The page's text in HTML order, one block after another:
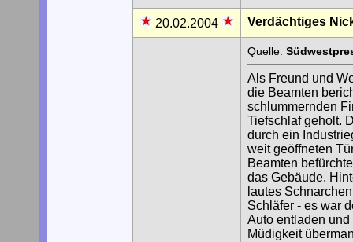
20.02.2004 Verdächtiges
Quelle:
Als Freund und
die Beamten
schlummernden
Tiefschlaf geholt.
durch ein
weit geöffneten
Beamten
das Gebäude.
lautes
Schläfer - es war
Auto entladen
Müdigkeit